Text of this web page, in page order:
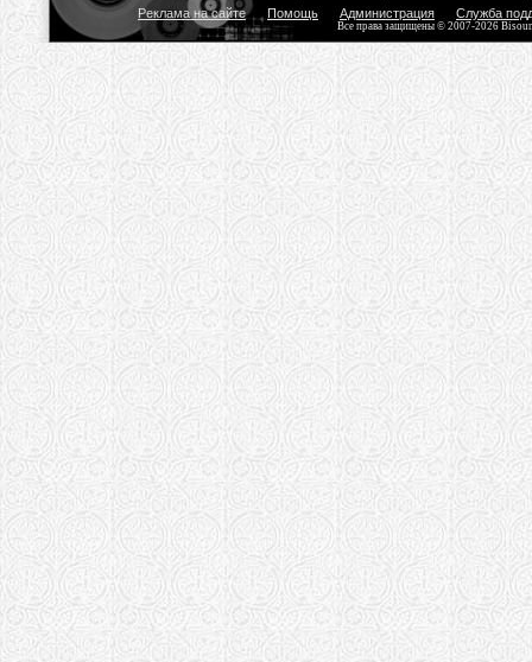
Реклама на сайте Помощь Администрация Служба
Все права защищены © 2007-2026